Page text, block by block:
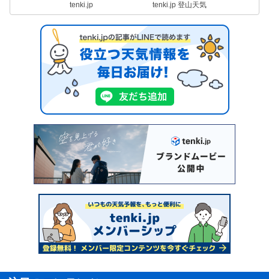
tenki.jp tenki.jp 登山天気